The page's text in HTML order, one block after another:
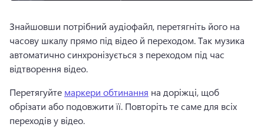
Знайшовши потрібний аудіофайл, перетягніть його на
часову шкалу прямо під відео й переходом. Так музика
автоматично синхронізується з переходом під час
відтворення відео.
Перетягуйте маркери обтинання на доріжці, щоб
обрізати або подовжити її. Повторіть те саме для всіх
переходів у відео.